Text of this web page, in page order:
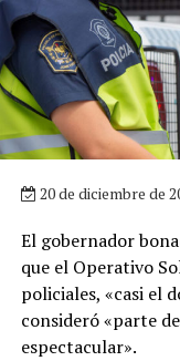
20 de diciembre de
El gobernador
que el Operativo
policiales, «casi el
consideró «parte
espectacular».